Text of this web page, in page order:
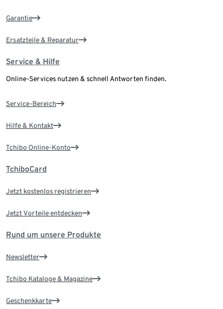
Garantie
Ersatzteile & Reparatur
Service & Hilfe
Online-Services nutzen & schnell Antworten finden.
Service-Bereich
Hilfe & Kontakt
Tchibo Online-Konto
TchiboCard
Jetzt kostenlos registrieren
Jetzt Vorteile entdecken
Rund um unsere Produkte
Newsletter
Tchibo Kataloge & Magazine
Geschenkkarte